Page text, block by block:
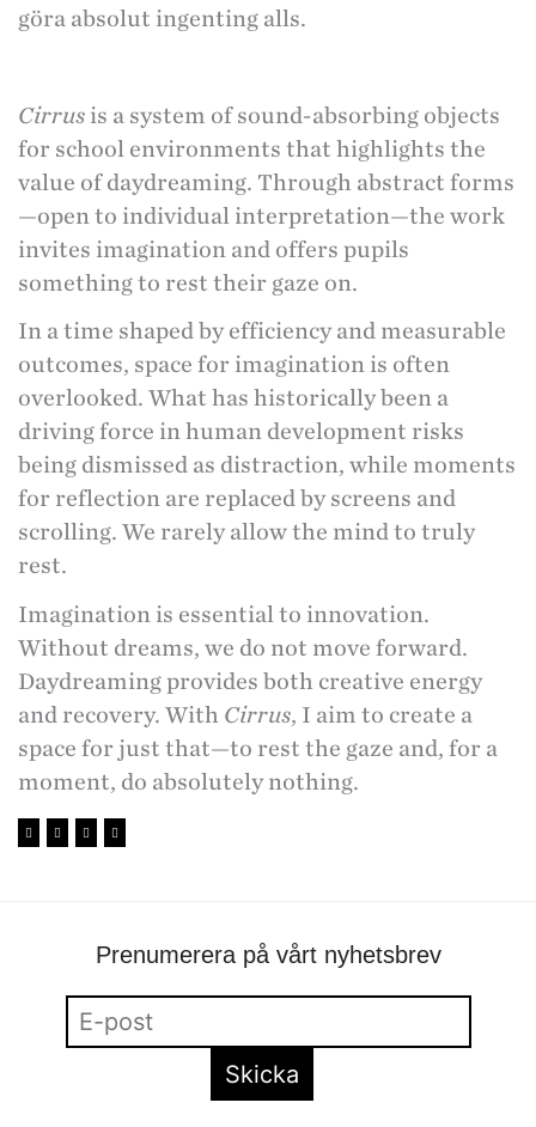
göra absolut ingenting alls.
Cirrus is a system of sound-absorbing objects
for school environments that highlights the
value of daydreaming. Through abstract forms
—open to individual interpretation—the work
invites imagination and offers pupils
something to rest their gaze on.
In a time shaped by efficiency and measurable
outcomes, space for imagination is often
overlooked. What has historically been a
driving force in human development risks
being dismissed as distraction, while moments
for reflection are replaced by screens and
scrolling. We rarely allow the mind to truly
rest.
Imagination is essential to innovation.
Without dreams, we do not move forward.
Daydreaming provides both creative energy
and recovery. With Cirrus, I aim to create a
space for just that—to rest the gaze and, for a
moment, do absolutely nothing.
Prenumerera på vårt nyhetsbrev